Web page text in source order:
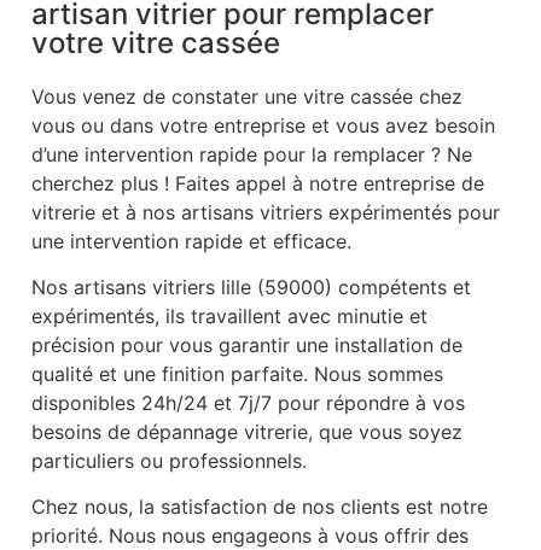
artisan vitrier pour remplacer
votre vitre cassée
Vous venez de constater une vitre cassée chez
vous ou dans votre entreprise et vous avez besoin
d’une intervention rapide pour la remplacer ? Ne
cherchez plus ! Faites appel à notre entreprise de
vitrerie et à nos artisans vitriers expérimentés pour
une intervention rapide et efficace.
Nos artisans vitriers lille (59000) compétents et
expérimentés, ils travaillent avec minutie et
précision pour vous garantir une installation de
qualité et une finition parfaite. Nous sommes
disponibles 24h/24 et 7j/7 pour répondre à vos
besoins de dépannage vitrerie, que vous soyez
particuliers ou professionnels.
Chez nous, la satisfaction de nos clients est notre
priorité. Nous nous engageons à vous offrir des